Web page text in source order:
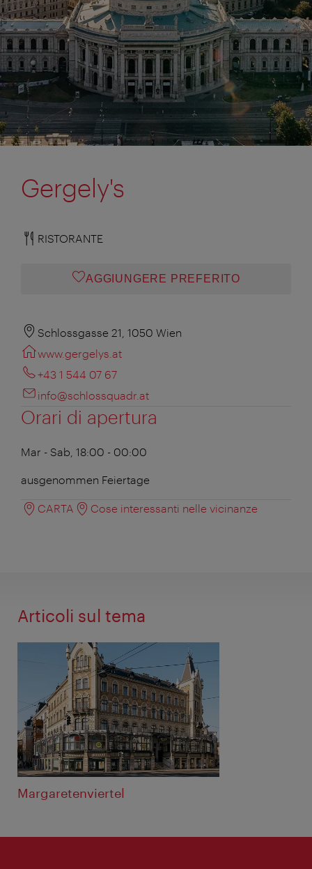
Gergely's
RISTORANTE
AGGIUNGERE PREFERITO
Schlossgasse 21, 1050 Wien
www.gergelys.at
+43 1 544 07 67
info@schlossquadr.at
Orari di apertura
Mar - Sab, 18:00 - 00:00
ausgenommen Feiertage
CARTA Cose interessanti nelle vicinanze
Articoli sul tema
Margaretenviertel